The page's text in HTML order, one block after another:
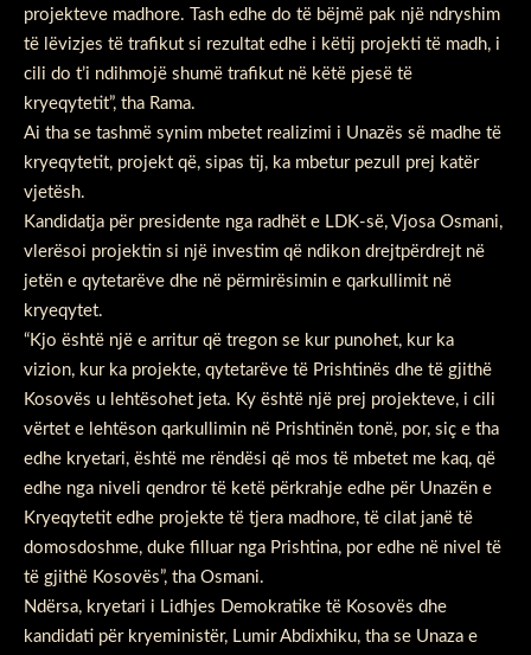
projekteve madhore. Tash edhe do të bëjmë pak një ndryshim
të lëvizjes të trafikut si rezultat edhe i këtij projekti të madh, i
cili do t’i ndihmojë shumë trafikut në këtë pjesë të
kryeqytetit”, tha Rama.
Ai tha se tashmë synim mbetet realizimi i Unazës së madhe të
kryeqytetit, projekt që, sipas tij, ka mbetur pezull prej katër
vjetësh.
Kandidatja për presidente nga radhët e LDK-së, Vjosa Osmani,
vlerësoi projektin si një investim që ndikon drejtpërdrejt në
jetën e qytetarëve dhe në përmirësimin e qarkullimit në
kryeqytet.
“Kjo është një e arritur që tregon se kur punohet, kur ka
vizion, kur ka projekte, qytetarëve të Prishtinës dhe të gjithë
Kosovës u lehtësohet jeta. Ky është një prej projekteve, i cili
vërtet e lehtëson qarkullimin në Prishtinën tonë, por, siç e tha
edhe kryetari, është me rëndësi që mos të mbetet me kaq, që
edhe nga niveli qendror të ketë përkrahje edhe për Unazën e
Kryeqytetit edhe projekte të tjera madhore, të cilat janë të
domosdoshme, duke filluar nga Prishtina, por edhe në nivel të
të gjithë Kosovës”, tha Osmani.
Ndërsa, kryetari i Lidhjes Demokratike të Kosovës dhe
kandidati për kryeministër, Lumir Abdixhiku, tha se Unaza e